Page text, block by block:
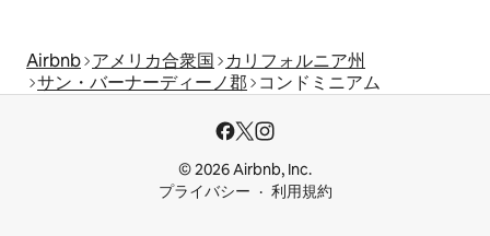
Airbnb アメリカ合衆国
カリフォルニア州
サン・バーナーディーノ郡
コンドミニアム
© 2026 Airbnb, Inc.
プライバシー
利用規約